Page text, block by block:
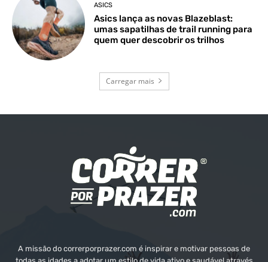
ASICS
Asics lança as novas Blazeblast:
umas sapatilhas de trail running para
quem quer descobrir os trilhos
Carregar mais
A missão do correrporprazer.com é inspirar e motivar pessoas de